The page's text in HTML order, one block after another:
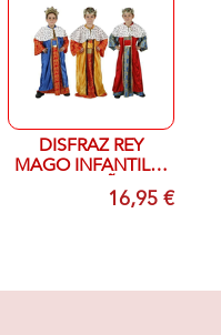
DISFRAZ REY
MAGO INFANTIL T-
10/12 AÑOS
COLORES SURT
16,95 €